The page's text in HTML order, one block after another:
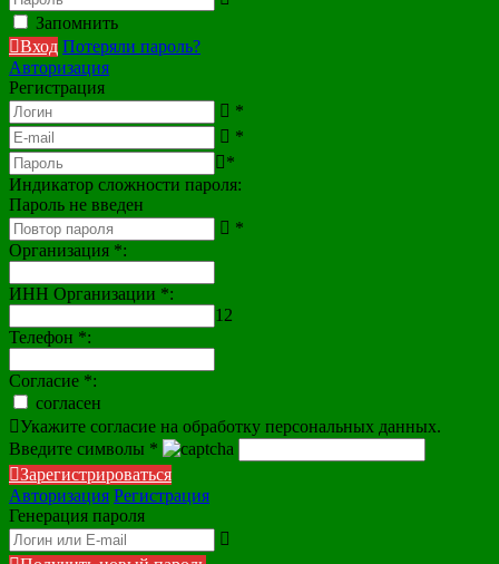
Запомнить
Вход Потеряли пароль?
Авторизация
Регистрация
*
*
*
Индикатор сложности пароля:
Пароль не введен
*
Организация *:
ИНН Организации *:
12
Телефон *:
Согласие *:
согласен
Укажите согласие на обработку персональных данных.
Введите символы *
Зарегистрироваться
Авторизация Регистрация
Генерация пароля